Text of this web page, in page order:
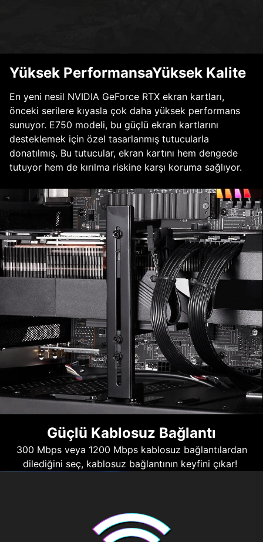
Yüksek PerformansaYüksek Kalite
En yeni nesil NVIDIA GeForce RTX ekran kartları,
önceki serilere kıyasla çok daha yüksek performans
sunuyor. E750 modeli, bu güçlü ekran kartlarını
desteklemek için özel tasarlanmış tutucularla
donatılmış. Bu tutucular, ekran kartını hem dengede
tutuyor hem de kırılma riskine karşı koruma sağlıyor.
Güçlü Kablosuz Bağlantı
300 Mbps veya 1200 Mbps kablosuz bağlantılardan
dilediğini seç, kablosuz bağlantının keyfini çıkar!